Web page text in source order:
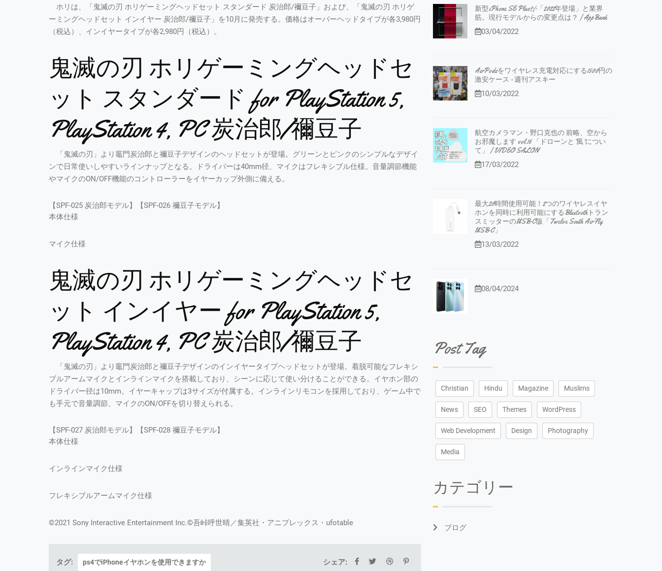
ホリは、「鬼滅の刃 ホリゲーミングヘッドセット スタンダード 炭治郎/禰豆子」および、「鬼滅の刃 ホリゲ
ーミングヘッドセット インイヤー 炭治郎/禰豆子」を10月に発売する。価格はオーバーヘッドタイプが各3,980円
（税込）、インイヤータイプが各2,980円（税込）。
鬼滅の刃 ホリゲーミングヘッドセ
ット スタンダード for PlayStation 5,
PlayStation 4, PC 炭治郎/禰豆子
「鬼滅の刃」より竈門炭治郎と禰豆子デザインのヘッドセットが登場。グリーンとピンクのシンプルなデザイ
ンで日常使いしやすいラインナップとなる。ドライバーは40mm径、マイクはフレキシブル仕様。音量調節機能
やマイクのON/OFF機能のコントローラーをイヤーカップ外側に備える。
【SPF-025 炭治郎モデル】【SPF-026 禰豆子モデル】
本体仕様
マイク仕様
鬼滅の刃 ホリゲーミングヘッドセ
ット インイヤー for PlayStation 5,
PlayStation 4, PC 炭治郎/禰豆子
「鬼滅の刃」より竈門炭治郎と禰豆子デザインのインイヤータイプヘッドセットが登場。着脱可能なフレキシ
ブルアームマイクとインラインマイクを搭載しており、シーンに応じて使い分けることができる。イヤホン部の
ドライバー径は10mm。イヤーキャップは3サイズが付属する。インラインリモコンを採用しており、ゲーム中で
も手元で音量調節、マイクのON/OFFを切り替えられる。
【SPF-027 炭治郎モデル】【SPF-028 禰豆子モデル】
本体仕様
インラインマイク仕様
フレキシブルアームマイク仕様
©2021 Sony Interactive Entertainment Inc.©吾峠呼世晴／集英社・アニプレックス・ufotable
タグ: ps4でiPhoneイヤホンを使用できますか シェア:
新型iPhone SE Plusが「2022年登場」と業界
筋。現行モデルからの変更点は？ | AppBank
03/04/2022
AirPodsをワイヤレス充電対応にする1500円の
激安ケース - 週刊アスキー
10/03/2022
航空カメラマン・野口克也の 前略、空から
お邪魔します vol.16 「ドローンと”風”につい
て」 | VIDEO SALON
17/03/2022
最大20時間使用可能！2つのワイヤレスイヤ
ホンを同時に利用可能にするBluetoothトラン
スミッターのUSB-C版「Twelve South AirFly
USB-C」
13/03/2022
08/04/2024
Post Tag
Christian Hindu Magazine Muslims
News SEO Themes WordPress
Web Development Design Photography
Media
カテゴリー
ブログ